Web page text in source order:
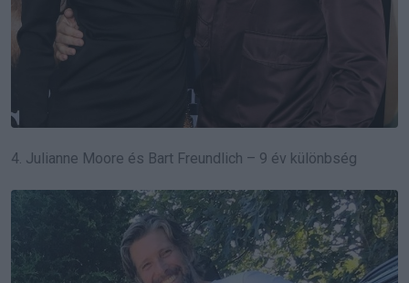
4. Julianne Moore és Bart Freundlich – 9 év különbség